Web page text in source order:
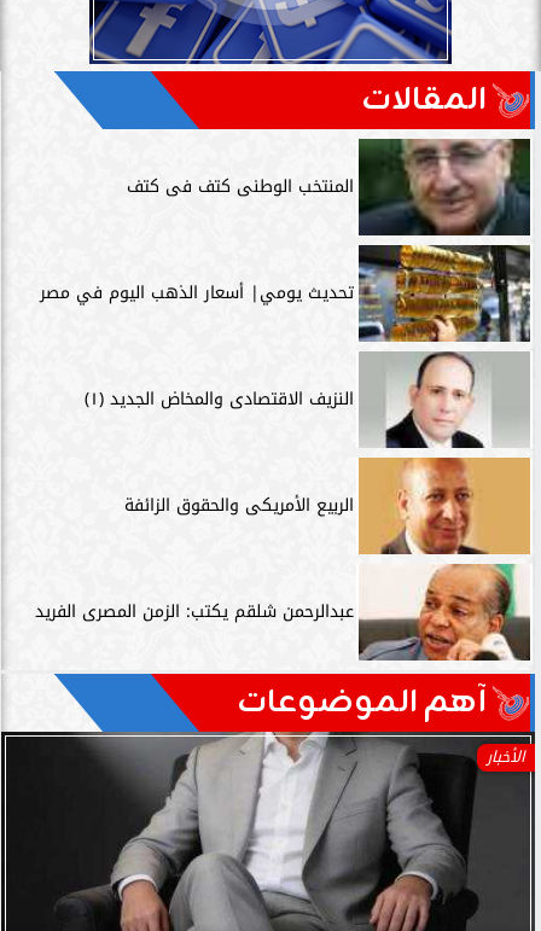
المقالات
المنتخب الوطنى كتف فى كتف
تحديث يومي| أسعار الذهب اليوم في مصر
النزيف الاقتصادى والمخاض الجديد (١)
الربيع الأمريكى والحقوق الزائفة
عبدالرحمن شلقم يكتب: الزمن المصرى الفريد
آهم الموضوعات
الأخبار